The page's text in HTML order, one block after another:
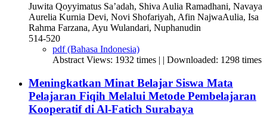
Juwita Qoyyimatus Sa’adah, Shiva Aulia Ramadhani, Navaya
Aurelia Kurnia Devi, Novi Shofariyah, Afin NajwaAulia, Isa
Rahma Farzana, Ayu Wulandari, Nuphanudin
514-520
pdf (Bahasa Indonesia)
Abstract Views: 1932 times | | Downloaded: 1298 times
Meningkatkan Minat Belajar Siswa Mata
Pelajaran Fiqih Melalui Metode Pembelajaran
Kooperatif di Al-Fatich Surabaya